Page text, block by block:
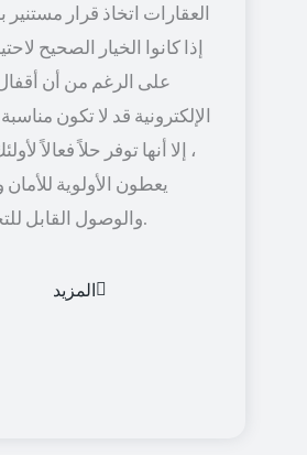
العقارات اتخاذ قرار مستنير
إذا كانوا الخيار الصحيح
على الرغم من أن
الإلكترونية قد لا تكون
، إلا أنها توفر حلاً فعالاً
يعطون الأولوية للأمان
والوصول القابل للتخصيص.
المزيد